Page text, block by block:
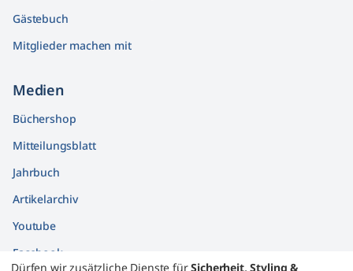
Gästebuch
Mitglieder machen mit
Medien
Büchershop
Mitteilungsblatt
Jahrbuch
Artikelarchiv
Youtube
Facebook
Dürfen wir zusätzliche Dienste fürSicherheit, Styling &